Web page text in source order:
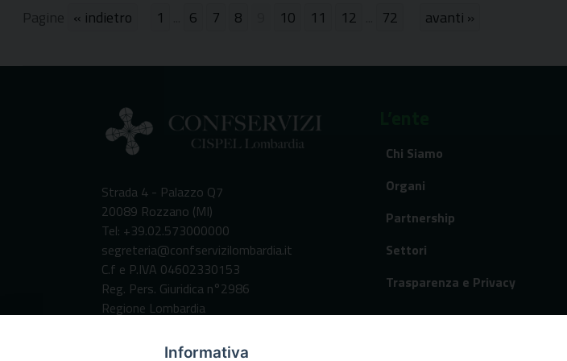
Pagine « 1 6 7 8 10 11 12 72 »
Strada 4 - Palazzo Q7
20089 Rozzano (MI)
Tel: +39.02.573000000
segreteria@confservizilombardia.it
C.f e P.IVA 04602330153
Reg. Pers. Giuridica n°2986
Regione Lombardia
Chi Siamo
Organi
Partnership
Settori
Trasparenza e Privacy
Informativa